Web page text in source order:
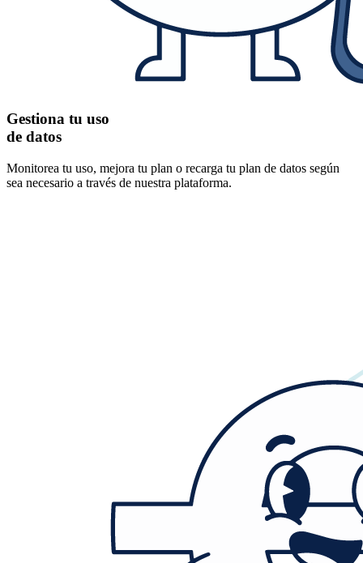
Gestiona tu uso
de datos
Monitorea tu uso, mejora tu plan o recarga tu plan de datos según
sea necesario a través de nuestra plataforma.